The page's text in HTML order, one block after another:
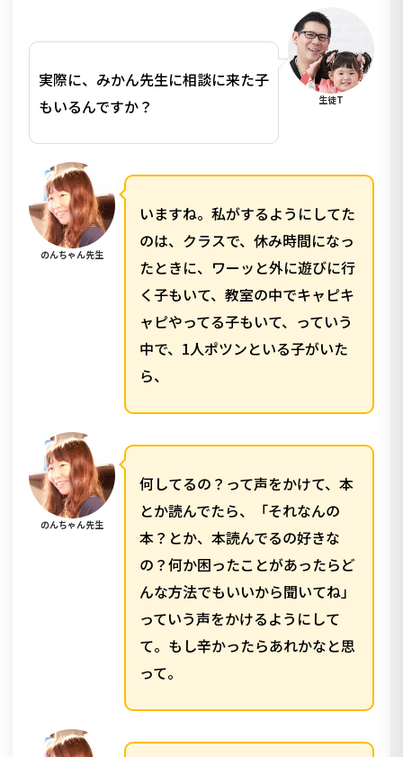
実際に、みかん先生に相談に来た子
もいるんですか？
生徒T
のんちゃん先生
いますね。私がするようにしてた
のは、クラスで、休み時間になっ
たときに、ワーッと外に遊びに行
く子もいて、教室の中でキャピキ
ャピやってる子もいて、っていう
中で、1人ポツンといる子がいた
ら、
のんちゃん先生
何してるの？って声をかけて、本
とか読んでたら、「それなんの
本？とか、本読んでるの好きな
の？何か困ったことがあったらど
んな方法でもいいから聞いてね」
っていう声をかけるようにして
て。もし辛かったらあれかなと思
って。